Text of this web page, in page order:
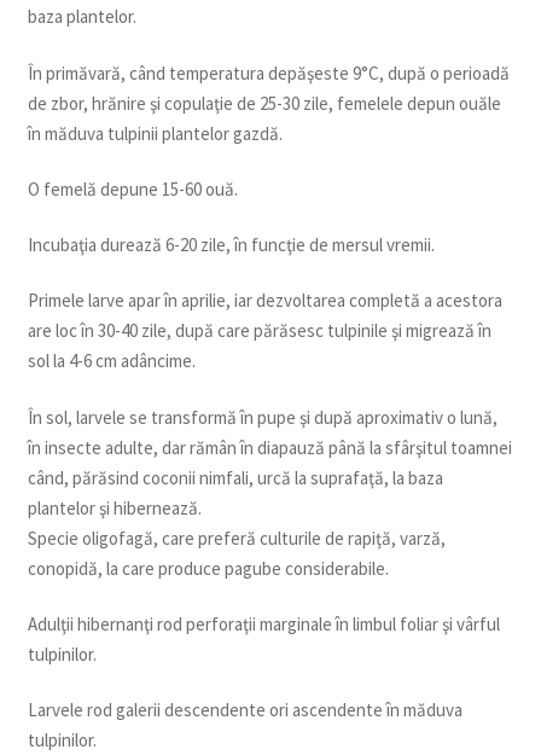
baza plantelor.
În primăvară, când temperatura depăşeste 9°C, după o perioadă
de zbor, hrănire şi copulaţie de 25-30 zile, femelele depun ouăle
în măduva tulpinii plantelor gazdă.
O femelă depune 15-60 ouă.
Incubaţia durează 6-20 zile, în funcţie de mersul vremii.
Primele larve apar în aprilie, iar dezvoltarea completă a acestora
are loc în 30-40 zile, după care părăsesc tulpinile şi migrează în
sol la 4-6 cm adâncime.
În sol, larvele se transformă în pupe şi după aproximativ o lună,
în insecte adulte, dar rămân în diapauză până la sfârşitul toamnei
când, părăsind coconii nimfali, urcă la suprafaţă, la baza
plantelor şi hibernează.
Specie oligofagă, care preferă culturile de rapiţă, varză,
conopidă, la care produce pagube considerabile.
Adulţii hibernanţi rod perforaţii marginale în limbul foliar şi vârful
tulpinilor.
Larvele rod galerii descendente ori ascendente în măduva
tulpinilor.